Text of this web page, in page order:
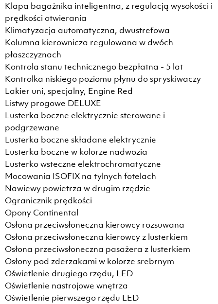
Klapa bagażnika inteligentna, z regulacją wysokości i
prędkości otwierania
Klimatyzacja automatyczna, dwustrefowa
Kolumna kierownicza regulowana w dwóch
płaszczyznach
Kontrola stanu technicznego bezpłatna - 5 lat
Kontrolka niskiego poziomu płynu do spryskiwaczy
Lakier uni, specjalny, Engine Red
Listwy progowe DELUXE
Lusterka boczne elektrycznie sterowane i
podgrzewane
Lusterka boczne składane elektrycznie
Lusterka boczne w kolorze nadwozia
Lusterko wsteczne elektrochromatyczne
Mocowania ISOFIX na tylnych fotelach
Nawiewy powietrza w drugim rzędzie
Ogranicznik prędkości
Opony Continental
Osłona przeciwsłoneczna kierowcy rozsuwana
Osłona przeciwsłoneczna kierowcy z lusterkiem
Osłona przeciwsłoneczna pasażera z lusterkiem
Osłony pod zderzakami w kolorze srebrnym
Oświetlenie drugiego rzędu, LED
Oświetlenie nastrojowe wnętrza
Oświetlenie pierwszego rzędu LED